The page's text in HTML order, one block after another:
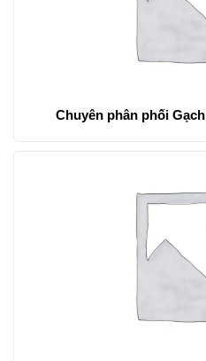
Chuyên phân phối